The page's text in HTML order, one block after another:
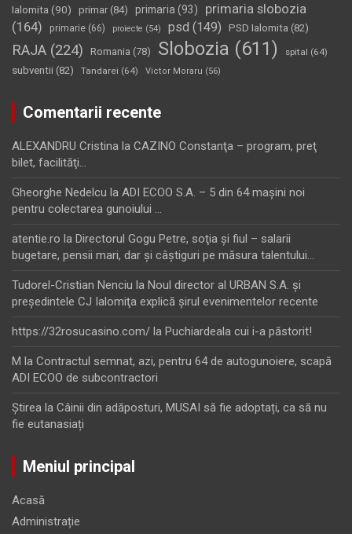
Ialomita (90) primar(84) primaria (93)
primaria slobozia
(164)
primarie (66) proiecte (54) psd (149) PSD Ialomita (82)
RAJA (224) Romania (78) Slobozia (611) spital (64)
subventii (82) Tandarei (64) Victor Moraru (56)
Comentarii recente
ALEXANDRU Cristina la CAZINO Constanţa – program, preţ
bilet, facilităţi…
Gheorghe Nedelcu la ADI ECOO S.A. – 5 din 64 maşini noi
pentru colectarea gunoiului …
atentie.ro la Directorul Gogu Petre, soţia şi fiul – salarii
bugetare, pensii mari, dar şi câştiguri pe măsura talentului…
Tudorel-Cristian Nenciu la Noul director al URBAN S.A. şi
preşedintele CJ Ialomiţa explică şirul evenimentelor recente
https://32rosucasino.com/ la Puchiardeala cui i-a păstorit!
M la Contractul semnat, azi, pentru 64 de autogunoiere, scapă
ADI ECOO de subcontractori
Ştirea la Câinii din adăposturi, MUSAI să fie adoptați, ca să nu
fie eutanasiați
Meniul principal
Acasă
Administrație